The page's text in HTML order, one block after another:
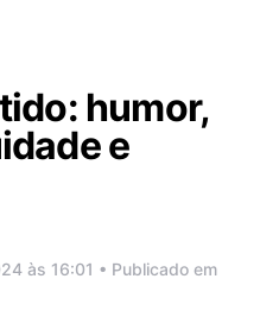
humor,
e
às 16:01 • Publicado em